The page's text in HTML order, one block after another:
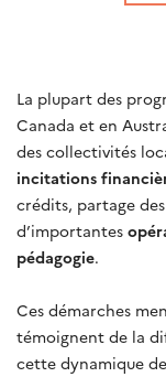
La plupart des
Canada et en
des collectivités
incitations
crédits, partage
d’importantes
pédagogie.
Ces démarches
témoignent de la
cette dynamique